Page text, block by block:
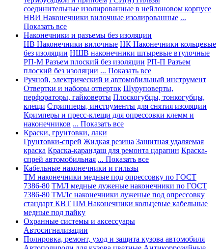
соединительные изолированные в нейлоновом корпусе
НВИ Наконечники вилочные изолированные ...
Показать все
Наконечники и разъемы без изоляции
НВ Наконечники вилочные НК Наконечники кольцевые
без изоляции НШВ наконечники штыревые втулочные
РП-М Разъем плоский без изоляции РП-П Разъем
плоский без изоляции ... Показать все
Ручной, электрический и автомобильный инструмент
Отвертки и наборы отверток Шуруповерты,
перфораторы, гайковерты Плоскогубцы, тонкогубцы,
клещи Стрипперы, инструменты для снятия изоляции
Кримперы и пресс-клещи для опрессовки клемм и
наконечников ... Показать все
Краски, грунтовки, лаки
Грунтовки-спрей Жидкая резина Защитная удаляемая
краска Краска-карандаш для ремонта царапин Краска-
спрей автомобильная ... Показать все
Кабельные наконечники и гильзы
ТМ наконечники медные под опрессовку по ГОСТ
7386-80 ТМЛ медные луженые наконечники по ГОСТ
7386-80 ТМЛс наконечники луженые под опрессовку
стандарт КВТ ПМ Наконечники кольцевые кабельные
медные под пайку
Охранные системы и аксессуары
Автосигнализации
Полировка, ремонт, уход и защита кузова автомобиля